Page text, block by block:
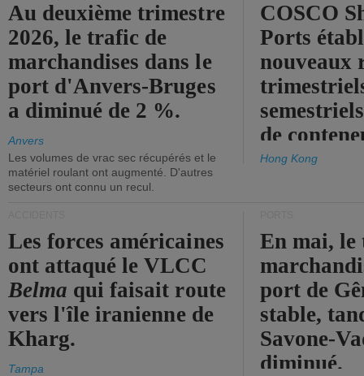
Au deuxième trimestre
2026, le trafic de
marchandises dans le
port d'Anvers-Bruges
a diminué de 2 %.
Anvers
Les volumes de vrac sec récupérés et le
matériel roulant ont augmenté. D'autres
secteurs ont connu un recul.
COSCO
Ports
nouveaux
de
Hong Kong
Les forces américaines
ont attaqué le VLCC
Belma qui faisait route
vers l'île iranienne de
Kharg.
Tampa
En mai, le
port de
stable,
Savone-
diminué.